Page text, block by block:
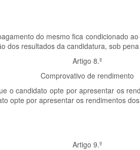
do mesmo fica condicionado
dos resultados da candidatura, sob
Artigo 8.º
Comprovativo de rendimento
o candidato opte por apresentar os
opte por apresentar os rendimentos
Artigo 9.º